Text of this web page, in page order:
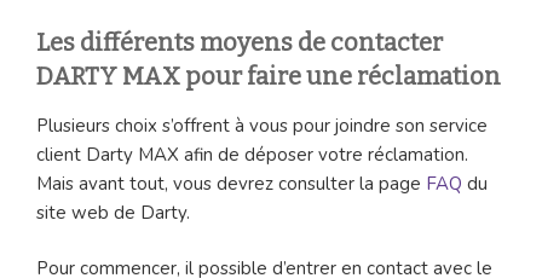
Les différents moyens de contacter
DARTY MAX pour faire une réclamation
Plusieurs choix s’offrent à vous pour joindre son service
client Darty MAX afin de déposer votre réclamation.
Mais avant tout, vous devrez consulter la page FAQ du
site web de Darty.
Pour commencer, il possible d’entrer en contact avec le